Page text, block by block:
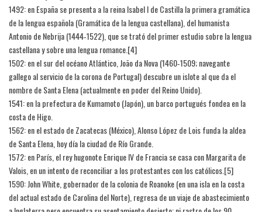
1492: en España se presenta a la reina Isabel I de Castilla la primera gramática
de la lengua española (Gramática de la lengua castellana), del humanista
Antonio de Nebrija (1444‑1522), que se trató del primer estudio sobre la lengua
castellana y sobre una lengua romance.[4]​
1502: en el sur del océano Atlántico, João da Nova (1460‑1509; navegante
gallego al servicio de la corona de Portugal) descubre un islote al que da el
nombre de Santa Elena (actualmente en poder del Reino Unido).
1541: en la prefectura de Kumamoto (Japón), un barco portugués fondea en la
costa de Higo.
1562: en el estado de Zacatecas (México), Alonso López de Lois funda la aldea
de Santa Elena, hoy día la ciudad de Río Grande.
1572: en París, el rey hugonote Enrique IV de Francia se casa con Margarita de
Valois, en un intento de reconciliar a los protestantes con los católicos.[5]​
1590: John White, gobernador de la colonia de Roanoke (en una isla en la costa
del actual estado de Carolina del Norte), regresa de un viaje de abastecimiento